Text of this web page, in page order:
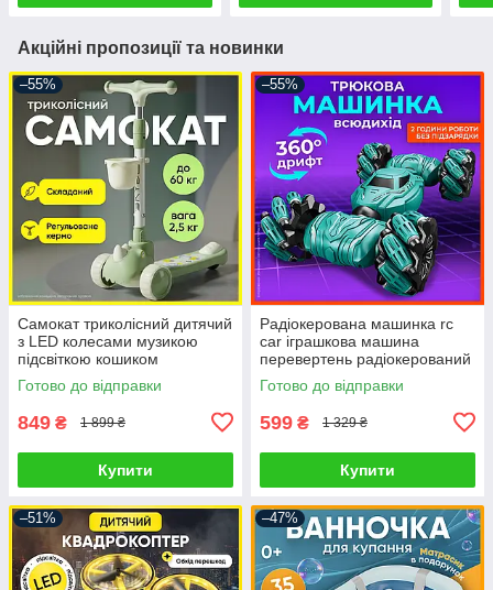
Акційні пропозиції та новинки
–55%
Самокат триколісний дитячий
з LED колесами музикою
підсвіткою кошиком
регульоване кермо ніжне
гальмо складний транспорт
Готово до відправки
849 ₴ 1 899 ₴
Купити
–55%
Радіокерована машинка rc
car іграшкова машина
перевертень радіокерований
автомобіль для дітей трюкова
з жестовим браслетом
Готово до відправки
599 ₴ 1 329 ₴
Купити
–51% –47%